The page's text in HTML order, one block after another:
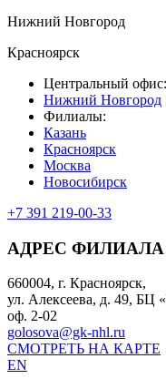
Нижний Новгород
Красноярск
Центральный офис:
Нижний Новгород
Филиалы:
Казань
Красноярск
Москва
Новосибирск
+7 391 219-00-33
АДРЕС ФИЛИАЛА
660004, г. Красноярск,
ул. Алексеева, д. 49, БЦ
оф. 2-02
golosova@gk-nhl.ru
СМОТРЕТЬ НА КАРТЕ
EN